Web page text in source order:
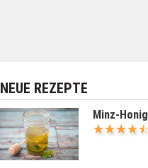
NEUE REZEPTE
Minz-Honig